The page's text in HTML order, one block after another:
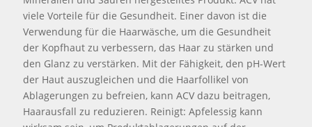
viele Vorteile für die Gesundheit. Einer davon ist die
Verwendung für die Haarwäsche, um die Gesundheit
der Kopfhaut zu verbessern, das Haar zu stärken und
den Glanz zu verstärken. Mit der Fähigkeit, den pH-Wert
der Haut auszugleichen und die Haarfollikel von
Ablagerungen zu befreien, kann ACV dazu beitragen,
Haarausfall zu reduzieren. Reinigt: Apfelessig kann